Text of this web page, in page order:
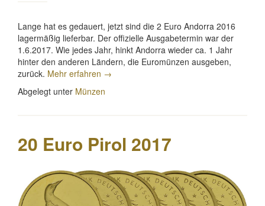
Lange hat es gedauert, jetzt sind die 2 Euro Andorra 2016
lagermäßig lieferbar. Der offizielle Ausgabetermin war der
1.6.2017. Wie jedes Jahr, hinkt Andorra wieder ca. 1 Jahr
hinter den anderen Ländern, die Euromünzen ausgeben,
zurück. Mehr erfahren „2
Andorra
→
Abgelegt unter Münzen
20 Euro Pirol 2017